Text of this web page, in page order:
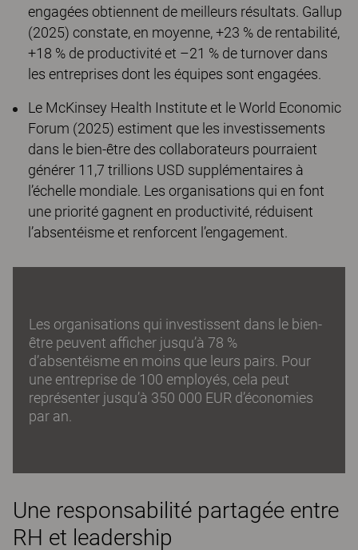
engagées obtiennent de meilleurs résultats. Gallup
(2025) constate, en moyenne, +23 % de rentabilité,
+18 % de productivité et –21 % de turnover dans
les entreprises dont les équipes sont engagées.
Le McKinsey Health Institute et le World Economic
Forum (2025) estiment que les investissements
dans le bien-être des collaborateurs pourraient
générer 11,7 trillions USD supplémentaires à
l’échelle mondiale. Les organisations qui en font
une priorité gagnent en productivité, réduisent
l’absentéisme et renforcent l’engagement.
Les organisations qui investissent dans le bien-
être peuvent afficher jusqu’à 78 %
d’absentéisme en moins que leurs pairs. Pour
une entreprise de 100 employés, cela peut
représenter jusqu’à 350 000 EUR d’économies
par an.
Une responsabilité partagée entre
RH et leadership